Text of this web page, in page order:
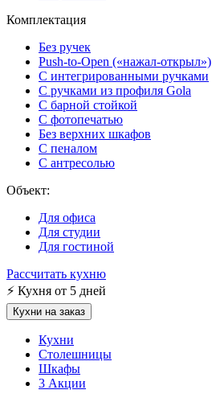
Комплектация
Без ручек
Push-to-Open («нажал-открыл»)
С интегрированными ручками
С ручками из профиля Gola
С барной стойкой
С фотопечатью
Без верхних шкафов
С пеналом
С антресолью
Объект:
Для офиса
Для студии
Для гостиной
Рассчитать кухню
⚡ Кухня от 5 дней
Кухни на заказ
Кухни
Столешницы
Шкафы
3 Акции